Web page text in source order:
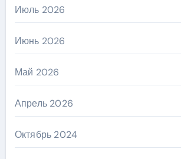
Июль 2026
Июнь 2026
Май 2026
Апрель 2026
Октябрь 2024